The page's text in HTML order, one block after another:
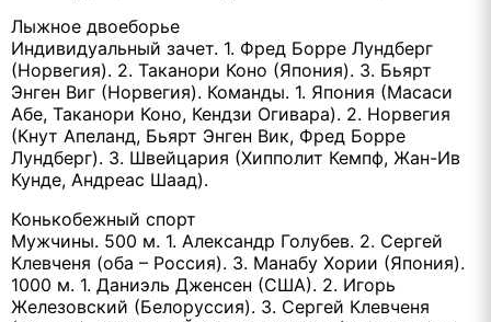
Лыжное двоеборье
Индивидуальный зачет. 1. Фред Борре Лундберг
(Норвегия). 2. Таканори Коно (Япония). 3. Бьярт
Энген Виг (Норвегия). Команды. 1. Япония (Масаси
Абе, Таканори Коно, Кендзи Огивара). 2. Норвегия
(Кнут Апеланд, Бьярт Энген Вик, Фред Борре
Лундберг). 3. Швейцария (Хипполит Кемпф, Жан-Ив
Кунде, Андреас Шаад).
Конькобежный спорт
Мужчины. 500 м. 1. Александр Голубев. 2. Сергей
Клевченя (оба – Россия). 3. Манабу Хории (Япония).
1000 м. 1. Даниэль Дженсен (США). 2. Игорь
Железовский (Белоруссия). 3. Сергей Клевченя